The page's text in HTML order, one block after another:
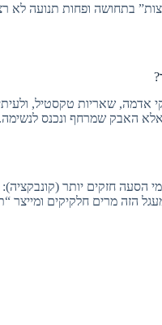
בתחושה ופחות תנועה לא
אדמה, שאריות טקסטיל,
האבק שמרחף ונכנס לנשימה.
הסעה חזקים יותר
הזה מרים חלקיקים ומייצר